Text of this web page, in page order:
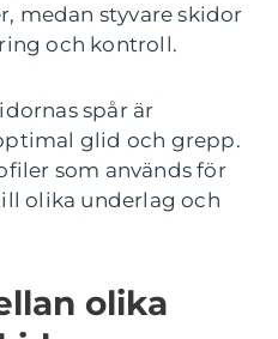
medan styvare skidor
och kontroll.
spår är
glid och grepp.
som används för
olika underlag och
olika